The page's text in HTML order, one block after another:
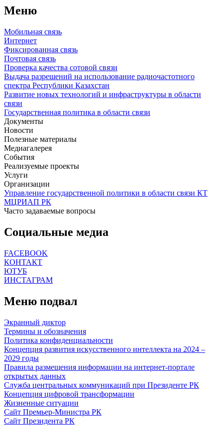
Меню
Мобильная связь
Интернет
Фиксированная связь
Почтовая связь
Проверка качества сотовой связи
Выдача разрешений на использование радиочастотного
спектра Республики Казахстан
Развитие новых технологий и инфраструктуры в области
связи
Государственная политика в области связи
Документы
Новости
Полезные материалы
Медиагалерея
События
Реализуемые проекты
Услуги
Организации
Управление государственной политики в области связи КТ
МЦРИАП РК
Часто задаваемые вопросы
Социальные медиа
FACEBOOK
КОНТАКТ
ЮТУБ
ИНСТАГРАМ
Меню подвал
Экранный диктор
Термины и обозначения
Политика конфиденциальности
Концепция развития искусственного интеллекта на 2024 –
2029 годы
Правила размещения информации на интернет-портале
открытых данных
Служба центральных коммуникаций при Президенте РК
Концепция цифровой трансформации
Жизненные ситуации
Сайт Премьер-Министра РК
Сайт Президента РК